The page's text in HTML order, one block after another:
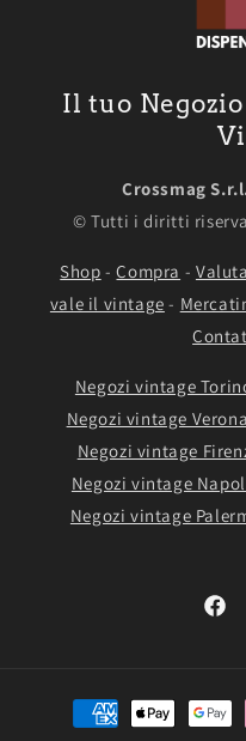
Il tuo
Crossmag
© Tutti i diritti
Shop -Compra -
vale il vintage -
Negozi vintage
Negozi vintage Verona
Negozi vintage
Negozi vintage
Negozi vintage
Metodi